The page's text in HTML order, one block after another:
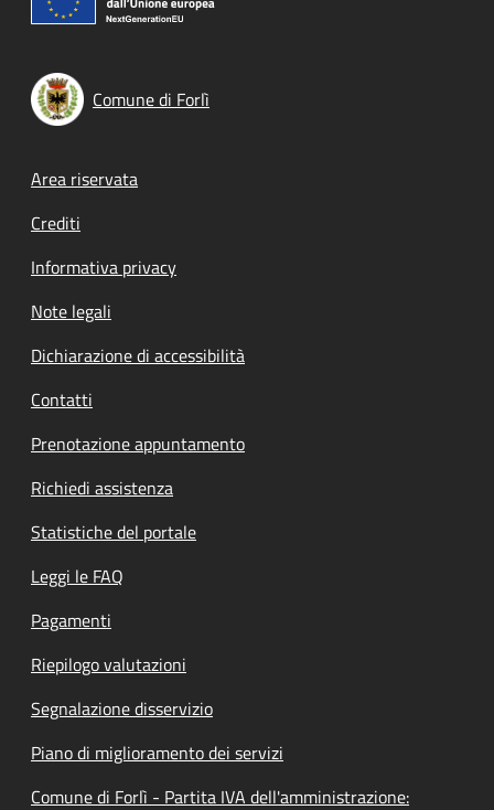
Comune di Forlì
Footer menu
Area riservata
Crediti
Informativa privacy
Note legali
Dichiarazione di accessibilità
Contatti
Prenotazione appuntamento
Richiedi assistenza
Statistiche del portale
Leggi le FAQ
Pagamenti
Riepilogo valutazioni
Segnalazione disservizio
Piano di miglioramento dei servizi
Comune di Forlì - Partita IVA dell'amministrazione: